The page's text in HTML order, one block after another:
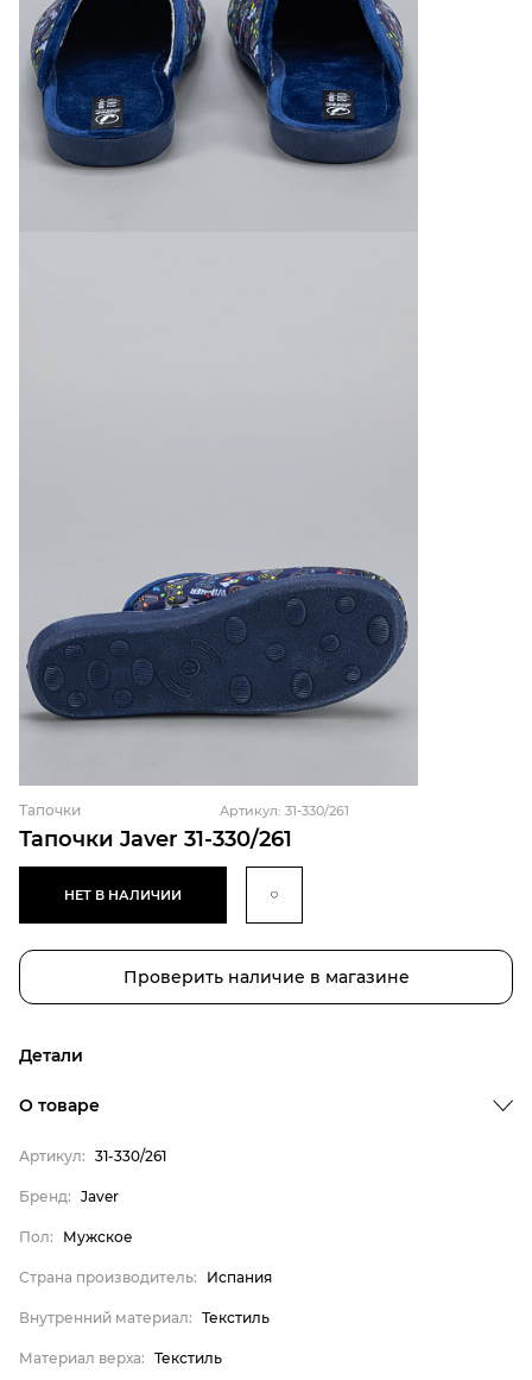
Тапочки Javer 31-330/261
Тапочки Артикул: 31-330/261
НЕТ В НАЛИЧИИ
Проверить наличие в магазине
Детали
Страна производитель
Внутренний материал
Материал верха
Материал подкладки
Материал подошвы
Материал стельки
О товаре
Артикул: 31-330/261
Бренд: Javer
Пол: Мужское
Страна производитель: Испания
Внутренний материал: Текстиль
Материал верха: Текстиль